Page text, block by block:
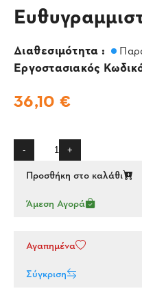
Διαθεσιμότητα :
Εργοστασιακός
36,10 €
- +
Προσθήκη στο καλάθι
Άμεση Αγορά
Αγαπημένα
Σύγκριση